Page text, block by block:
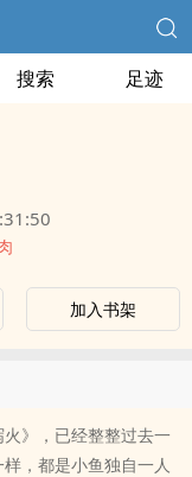
搜索 足迹
加入书架
》，已经整整过去一
，都是小鱼独自一人